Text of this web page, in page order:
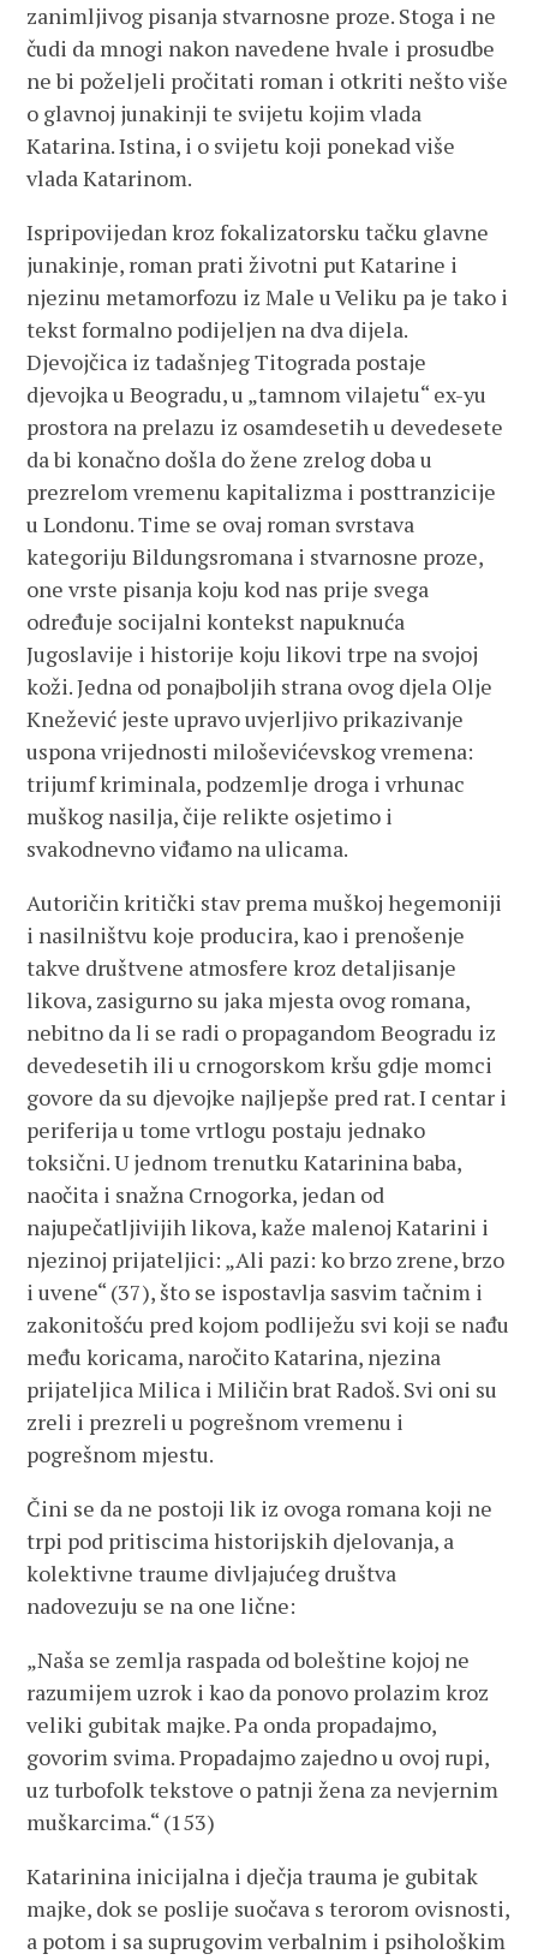
zanimljivog pisanja stvarnosne proze. Stoga i ne
čudi da mnogi nakon navedene hvale i prosudbe
ne bi poželjeli pročitati roman i otkriti nešto više
o glavnoj junakinji te svijetu kojim vlada
Katarina. Istina, i o svijetu koji ponekad više
vlada Katarinom.
Ispripovijedan kroz fokalizatorsku tačku glavne
junakinje, roman prati životni put Katarine i
njezinu metamorfozu iz Male u Veliku pa je tako i
tekst formalno podijeljen na dva dijela.
Djevojčica iz tadašnjeg Titograda postaje
djevojka u Beogradu, u „tamnom vilajetu“ ex-yu
prostora na prelazu iz osamdesetih u devedesete
da bi konačno došla do žene zrelog doba u
prezrelom vremenu kapitalizma i posttranzicije
u Londonu. Time se ovaj roman svrstava
kategoriju Bildungsromana i stvarnosne proze,
one vrste pisanja koju kod nas prije svega
određuje socijalni kontekst napuknuća
Jugoslavije i historije koju likovi trpe na svojoj
koži. Jedna od ponajboljih strana ovog djela Olje
Knežević jeste upravo uvjerljivo prikazivanje
uspona vrijednosti miloševićevskog vremena:
trijumf kriminala, podzemlje droga i vrhunac
muškog nasilja, čije relikte osjetimo i
svakodnevno viđamo na ulicama.
Autoričin kritički stav prema muškoj hegemoniji
i nasilništvu koje producira, kao i prenošenje
takve društvene atmosfere kroz detaljisanje
likova, zasigurno su jaka mjesta ovog romana,
nebitno da li se radi o propagandom Beogradu iz
devedesetih ili u crnogorskom kršu gdje momci
govore da su djevojke najljepše pred rat. I centar i
periferija u tome vrtlogu postaju jednako
toksični. U jednom trenutku Katarinina baba,
naočita i snažna Crnogorka, jedan od
najupečatljivijih likova, kaže malenoj Katarini i
njezinoj prijateljici: „Ali pazi: ko brzo zrene, brzo
i uvene“ (37), što se ispostavlja sasvim tačnim i
zakonitošću pred kojom podliježu svi koji se nađu
među koricama, naročito Katarina, njezina
prijateljica Milica i Miličin brat Radoš. Svi oni su
zreli i prezreli u pogrešnom vremenu i
pogrešnom mjestu.
Čini se da ne postoji lik iz ovoga romana koji ne
trpi pod pritiscima historijskih djelovanja, a
kolektivne traume divljajućeg društva
nadovezuju se na one lične:
„Naša se zemlja raspada od boleštine kojoj ne
razumijem uzrok i kao da ponovo prolazim kroz
veliki gubitak majke. Pa onda propadajmo,
govorim svima. Propadajmo zajedno u ovoj rupi,
uz turbofolk tekstove o patnji žena za nevjernim
muškarcima.“ (153)
Katarinina inicijalna i dječja trauma je gubitak
majke, dok se poslije suočava s terorom ovisnosti,
a potom i sa suprugovim verbalnim i psihološkim